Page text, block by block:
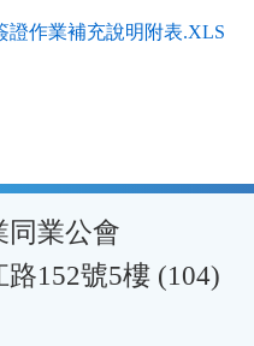
證作業補充說明附表.XLS
同業公會
152號5樓 (104)